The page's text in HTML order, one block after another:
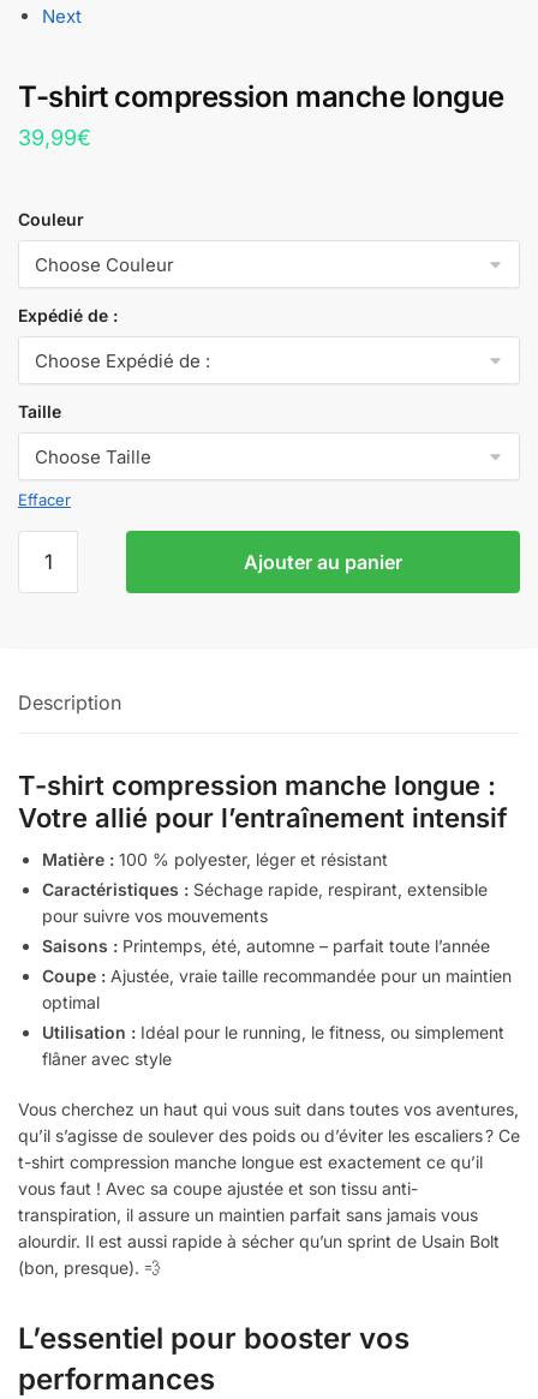
Next
T-shirt compression manche longue
39,99€
Couleur
Expédié de :
Taille
Effacer
longue
Ajouter au panier
Description
T-shirt compression manche longue :
Votre allié pour l’entraînement intensif
Matière : 100 % polyester, léger et résistant
Caractéristiques : Séchage rapide, respirant, extensible
pour suivre vos mouvements
Saisons : Printemps, été, automne – parfait toute l’année
Coupe : Ajustée, vraie taille recommandée pour un maintien
optimal
Utilisation : Idéal pour le running, le fitness, ou simplement
flâner avec style
Vous cherchez un haut qui vous suit dans toutes vos aventures,
qu’il s’agisse de soulever des poids ou d’éviter les escaliers ? Ce
t-shirt compression manche longue est exactement ce qu’il
vous faut ! Avec sa coupe ajustée et son tissu anti-
transpiration, il assure un maintien parfait sans jamais vous
alourdir. Il est aussi rapide à sécher qu’un sprint de Usain Bolt
(bon, presque). 💨
L’essentiel pour booster vos
performances